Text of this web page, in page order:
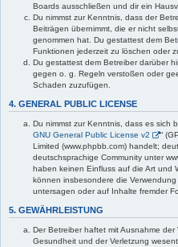
Boards ausschließen und dir ein
Du nimmst zur Kenntnis, dass der
Beiträgen übernimmt, die er nicht
genommen hat. Du gestattest dem
Funktionen jederzeit zu löschen oder
Du gestattest dem Betreiber darüber
gegen o. g. Regeln verstoßen oder
Schaden zuzufügen.
4. GENERAL PUBLIC LICENSE
Du nimmst zur Kenntnis, dass es sich
GNU General Public License v2
“
Limited (www.phpbb.com) handelt;
deutschsprachige Community unter
haben keinen Einfluss auf die Art und
können insbesondere die
untersagen oder auf Inhalte fremder
5. GEWÄHRLEISTUNG
Der Betreiber haftet mit Ausnahme
Gesundheit und der Verletzung